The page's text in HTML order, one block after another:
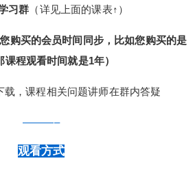
习群 （详见上面的课表↑）
购买的会员时间同步，比如您购买的是
课程观看时间就是1年）
载，课程相关问题讲师在群内答疑
———–
观看方式